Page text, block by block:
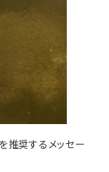
推奨するメッセー